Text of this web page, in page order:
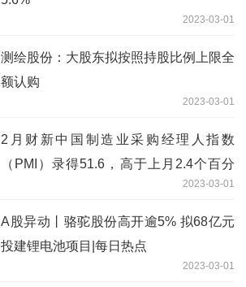
2023-03-01
测绘股份：大股东拟按照持股比例上限全
额认购
2023-03-01
2月财新中国制造业采购经理人指数
（PMI）录得51.6，高于上月2.4个百分
2023-03-01
A股异动丨骆驼股份高开逾5% 拟68亿元
投建锂电池项目|每日热点
2023-03-01